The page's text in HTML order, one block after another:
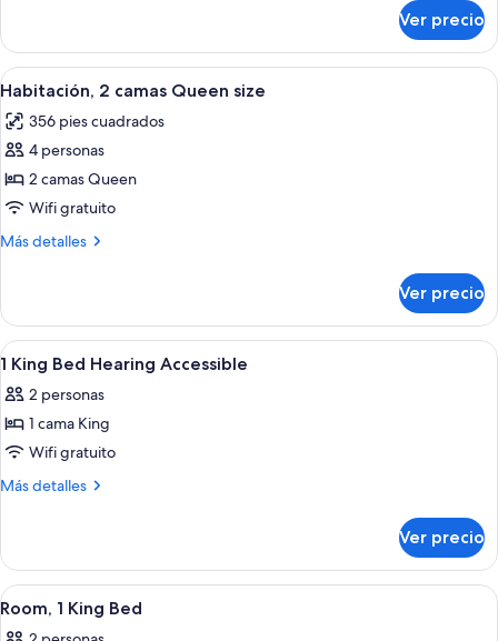
(Mobility
&
Hearing,
Roll-
In
Shower)
1
cama
King
(Mobility
&
Roll-
In
Ver precio
Abrir
todas
las
fotos
de
Habitación,
2
size
Una habitación de hotel con dos
8
Habitación, 2 camas Queen size
356 pies cuadrados
4 personas
2 camas Queen
Wifi gratuito
Más detalles
Más
2
camas
Queen
Ver precio
Abrir
todas
las
fotos
de
1
Hearing
Accessible
Un mostrador de recepción, una
4
1 King Bed Hearing Accessible
2 personas
1 cama King
Wifi gratuito
Más detalles
Más
King
Bed
Hearing
Ver precio
Abrir
todas
Una cafetera Keurig sobre una
3
Room, 1 King Bed